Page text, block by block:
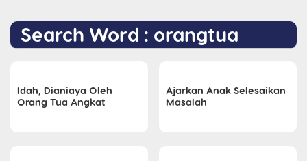
Search Word : orangtua
Idah, Dianiaya Oleh
Orang Tua Angkat
Ajarkan Anak Selesaikan
Masalah